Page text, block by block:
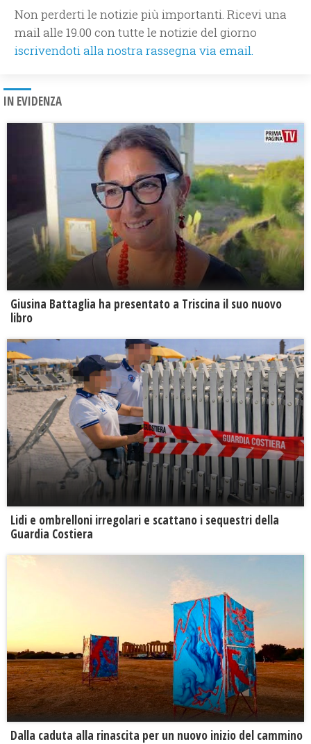
Non perderti le notizie più importanti. Ricevi una
mail alle 19.00 con tutte le notizie del giorno
iscrivendoti alla nostra rassegna via email.
IN EVIDENZA
Giusina Battaglia ha presentato a Triscina il suo nuovo
libro
Lidi e ombrelloni irregolari e scattano i sequestri della
Guardia Costiera
Dalla caduta alla rinascita per un nuovo inizio del cammino